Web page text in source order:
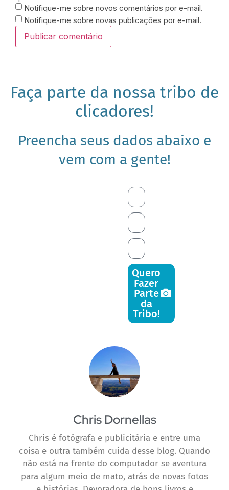
Notifique-me sobre novos comentários por e-mail.
Notifique-me sobre novas publicações por e-mail.
Faça parte da nossa tribo de
clicadores!
Preencha seus dados abaixo e
vem com a gente!
Quero
Fazer
Parte
da
Tribo!
Chris Dornellas
Chris é fotógrafa e publicitária e entre uma
coisa e outra também cuida desse blog. Quando
não está na frente do computador se aventura
para algum meio de mato, atrás de novas fotos